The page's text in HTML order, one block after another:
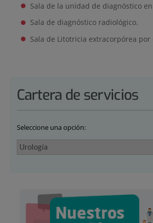
Sala de la unidad de diagnóstico
Sala de diagnóstico radiológico.
Sala de Litotricia extracorpórea
Cartera de servicios
Seleccione una opción: